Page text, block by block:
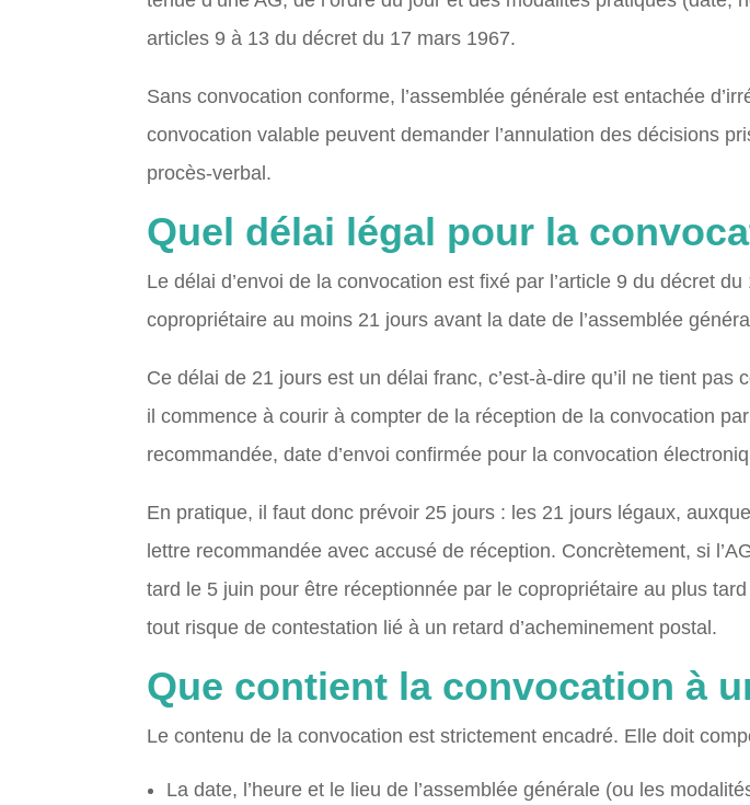
articles 9 à 13 du décret du 17 mars 1967.
Sans convocation conforme, l’assemblée générale est entachée
convocation valable peuvent demander l’annulation des décisions
procès-verbal.
Quel délai légal pour la
Le délai d’envoi de la convocation est fixé par l’article 9 du décret
copropriétaire au moins 21 jours avant la date de l’assemblée
Ce délai de 21 jours est un délai franc, c’est-à-dire qu’il ne tient
il commence à courir à compter de la réception de la convocation
recommandée, date d’envoi confirmée pour la convocation
En pratique, il faut donc prévoir 25 jours : les 21 jours légaux,
lettre recommandée avec accusé de réception. Concrètement, si
tard le 5 juin pour être réceptionnée par le copropriétaire au plus
tout risque de contestation lié à un retard d’acheminement postal.
Que contient la convocation à
Le contenu de la convocation est strictement encadré. Elle doit
La date, l’heure et le lieu de l’assemblée générale (ou les